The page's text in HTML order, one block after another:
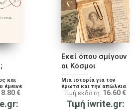
και
έμεινε
€
Εκεί όπου σμίγουν
οι Κόσμοι
Μια ιστορία για τον
έρωτα και την απώλεια
στην Κρήτη της
Κατοχής
Τιμή εκδότη: 16.60 €
Τιμή iwrite.gr: